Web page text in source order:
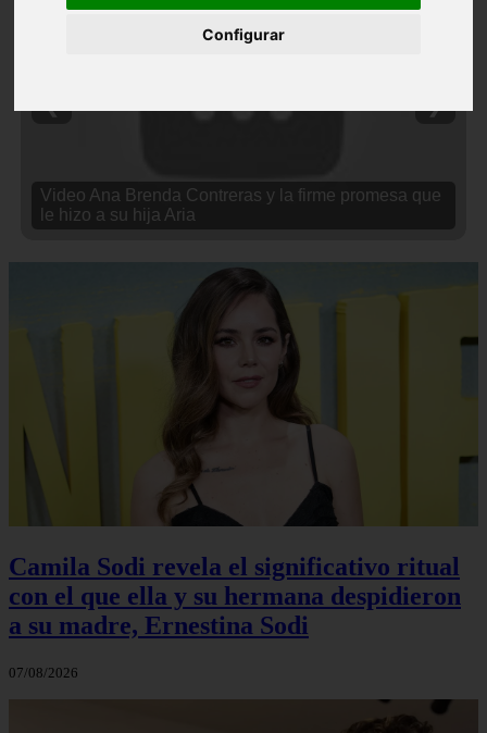
Configurar
Video Ana Brenda Contreras y la firme promesa que
le hizo a su hija Aria
Camila Sodi revela el significativo ritual
con el que ella y su hermana despidieron
a su madre, Ernestina Sodi
07/08/2026